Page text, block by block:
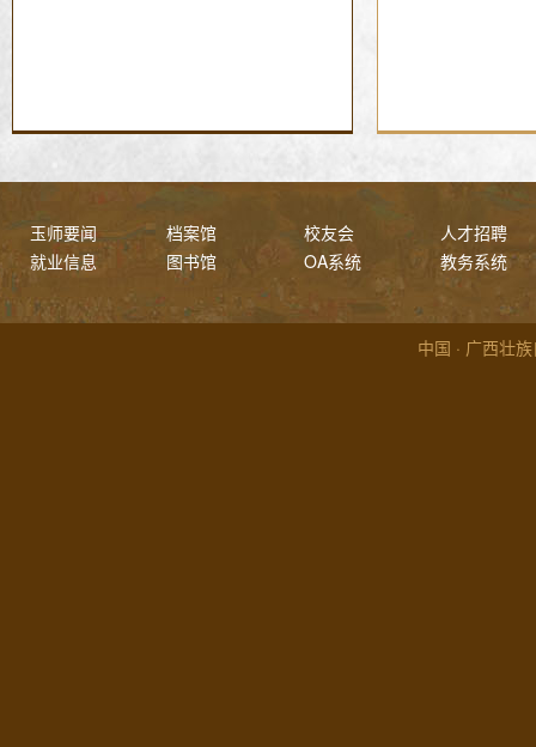
玉师要闻
就业信息
档案馆
图书馆
校友会
OA系统
人才招聘
教务系统
中国 · 广西壮